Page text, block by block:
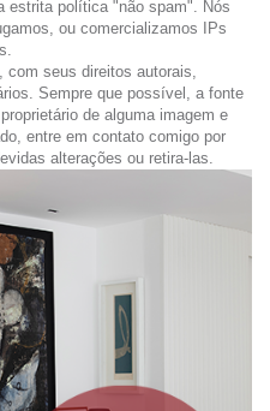
estrita política "não spam". Nós
ou comercializamos IPs
com seus direitos autorais,
Sempre que possível, a fonte
de alguma imagem e
entre em contato comigo por
alterações ou retira-las.